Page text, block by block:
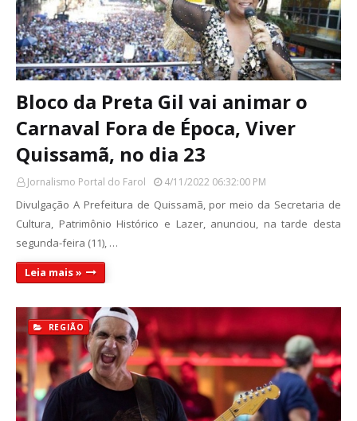
Bloco da Preta Gil vai animar o
Carnaval Fora de Época, Viver
Quissamã, no dia 23
Jornalismo Portal do Farol 4/11/2022 06:32:00 PM
Divulgação A Prefeitura de Quissamã, por meio da Secretaria de
Cultura, Patrimônio Histórico e Lazer, anunciou, na tarde desta
segunda-feira (11), …
Leia mais »
REGIÃO